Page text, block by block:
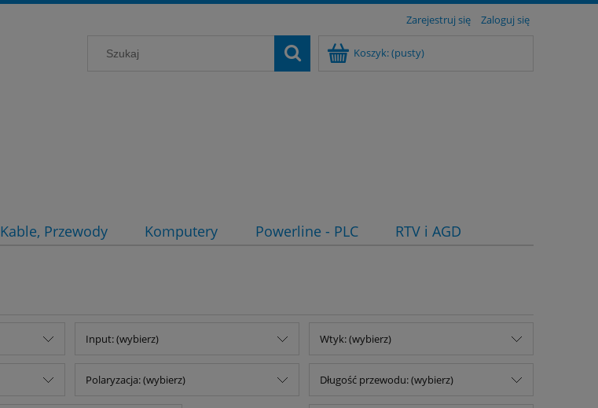
Zarejestruj się Zaloguj się
Koszyk:(pusty)
Kable, Przewody Komputery Powerline - PLC RTV i AGD
Input: (wybierz) Wtyk: (wybierz)
Polaryzacja: (wybierz) Długość przewodu: (wybierz)